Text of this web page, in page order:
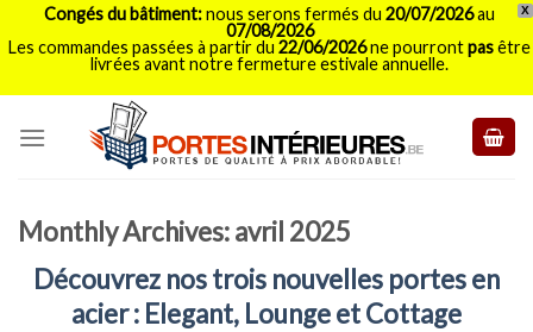
X
Congés du bâtiment:nous serons fermés du 20/07/2026au
07/08/2026
Les commandes passées à partir du 22/06/2026ne pourrontpasêtre
livrées avant notre fermeture estivale annuelle.
Monthly Archives:avril 2025
Découvrez nos trois nouvelles portes en
acier : Elegant, Lounge et Cottage